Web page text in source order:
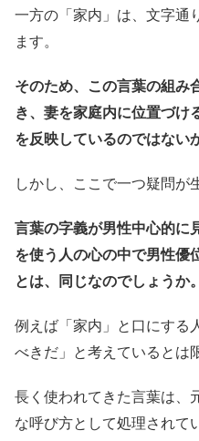
一方の「家内」は、文字通
ます。
そのため、この言葉の組み
き、妻を家庭内に位置づけ
を反映しているのではない
しかし、ここで一つ疑問が
言葉の字義が男性中心的に
を使う人の心の中で男性優
とは、同じなのでしょうか。
例えば「家内」と口にする
べきだ」と考えているとは
長く使われてきた言葉は、
な呼び方として処理されて